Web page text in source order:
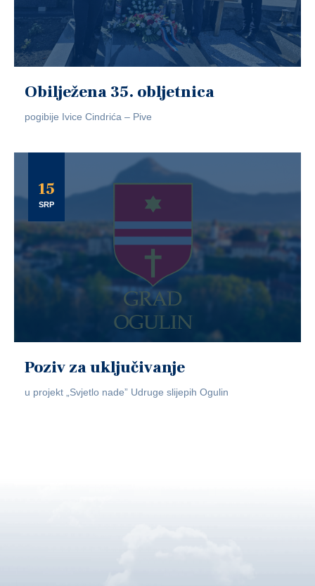
Obilježena 35. obljetnica
pogibije Ivice Cindrića – Pive
15
SRP
Poziv za uključivanje
u projekt „Svjetlo nade” Udruge slijepih Ogulin